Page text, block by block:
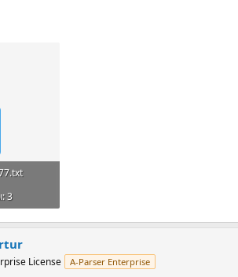
3
License A-Parser Enterprise